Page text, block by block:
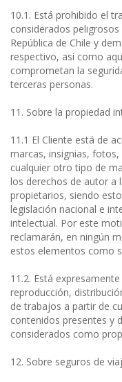
10.1. Está prohibido el
considerados
República de Chile y
respectivo, así como
comprometan la
terceras personas.
11. Sobre la propiedad
11.1 El Cliente está de
marcas, insignias,
cualquier otro tipo de
los derechos de autor a
propietarios, siendo
legislación nacional e
intelectual. Por este
reclamarán, en ningún
estos elementos como
11.2. Está
reproducción,
de trabajos a partir de
contenidos presentes y
considerados como
12. Sobre seguros de